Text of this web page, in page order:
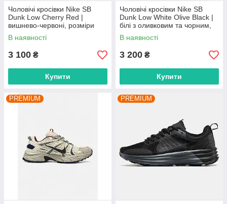
Чоловічі кросівки Nike SB
Dunk Low Cherry Red |
вишнево-червоні, розміри
40–45
В наявності
3 100 ₴
Купити
Чоловічі кросівки Nike SB
Dunk Low White Olive Black |
білі з оливковим та чорним,
розміри 41–45
В наявності
3 200 ₴
Купити
PREMIUM PREMIUM